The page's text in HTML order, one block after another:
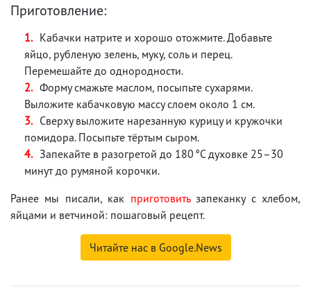
Приготовление:
Кабачки натрите и хорошо отожмите. Добавьте
яйцо, рубленую зелень, муку, соль и перец.
Перемешайте до однородности.
Форму смажьте маслом, посыпьте сухарями.
Выложите кабачковую массу слоем около 1 см.
Сверху выложите нарезанную курицу и кружочки
помидора. Посыпьте тёртым сыром.
Запекайте в разогретой до 180 °C духовке 25–30
минут до румяной корочки.
Ранее мы писали, как приготовитьзапеканку с хлебом,
яйцами и ветчиной: пошаговый рецепт.
Читайте нас в Google.News